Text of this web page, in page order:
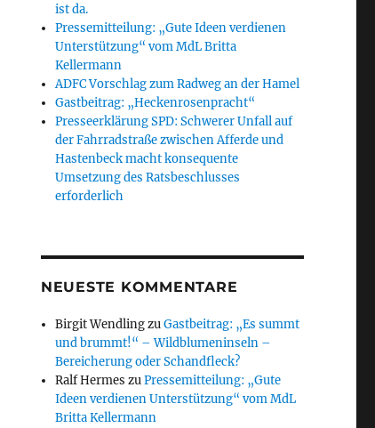
ist da.
Pressemitteilung: „Gute Ideen verdienen
Unterstützung“ vom MdL Britta
Kellermann
ADFC Vorschlag zum Radweg an der Hamel
Gastbeitrag: „Heckenrosenpracht“
Presseerklärung SPD: Schwerer Unfall auf
der Fahrradstraße zwischen Afferde und
Hastenbeck macht konsequente
Umsetzung des Ratsbeschlusses
erforderlich
NEUESTE KOMMENTARE
Birgit WendlingzuGastbeitrag: „Es summt
und brummt!“ – Wildblumeninseln –
Bereicherung oder Schandfleck?
Ralf Hermes zuPressemitteilung: „Gute
Ideen verdienen Unterstützung“ vom MdL
Britta Kellermann